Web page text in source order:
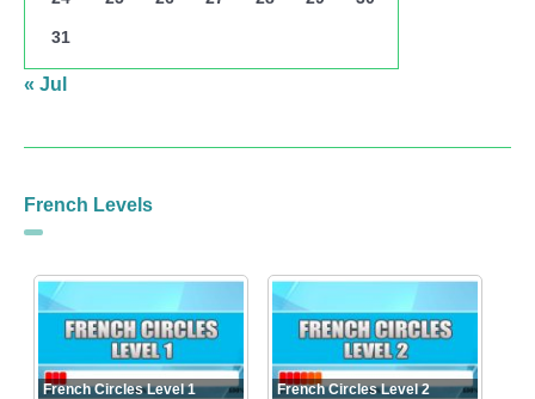
31
« Jul
French Levels
French Circles Level 1 French Circles Level 2